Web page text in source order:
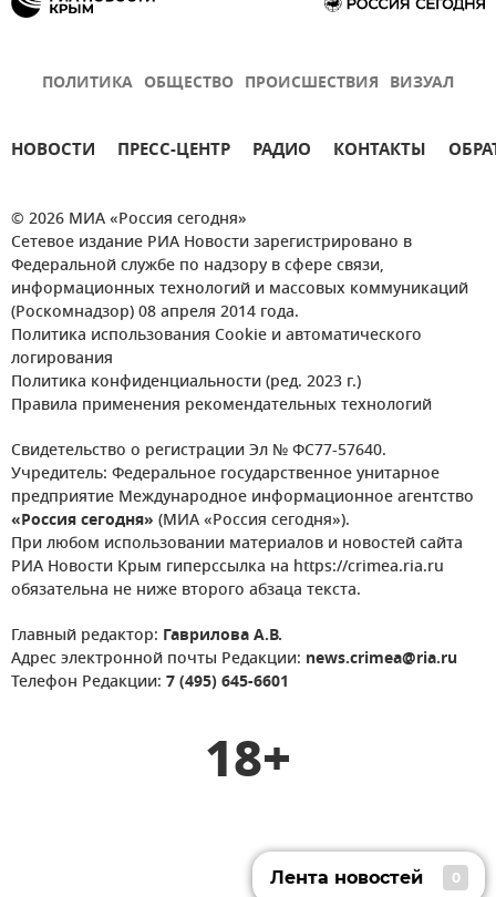
ПОЛИТИКА ОБЩЕСТВО ПРОИСШЕСТВИЯ ВИЗУАЛ
НОВОСТИ ПРЕСС-ЦЕНТР РАДИО КОНТАКТЫ
© 2026 МИА «Россия сегодня»
Сетевое издание РИА Новости зарегистрировано в
Федеральной службе по надзору в сфере связи,
информационных технологий и массовых коммуникаций
(Роскомнадзор) 08 апреля 2014 года.
Политика использования Cookie и автоматического
логирования
Политика конфиденциальности (ред. 2023 г.)
Правила применения рекомендательных технологий
Свидетельство о регистрации Эл № ФС77-57640.
Учредитель: Федеральное государственное унитарное
предприятие Международное информационное агентство
«Россия сегодня» (МИА «Россия сегодня»).
При любом использовании материалов и новостей сайта
РИА Новости Крым гиперссылка на https://crimea.ria.ru
обязательна не ниже второго абзаца текста.
Главный редактор: Гаврилова А.В.
Адрес электронной почты Редакции: news.crimea@ria.ru
Телефон Редакции: 7 (495) 645-6601
18+
Лента новостей 0